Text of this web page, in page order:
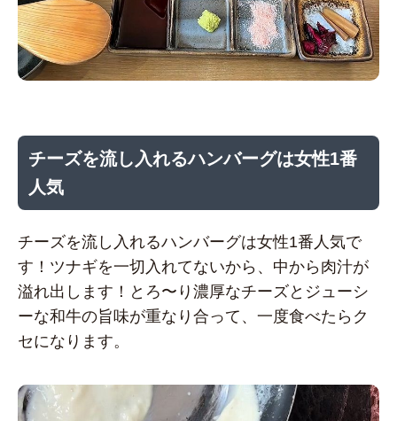
チーズを流し入れるハンバーグは女性1番
人気
チーズを流し入れるハンバーグは女性1番人気で
す！ツナギを一切入れてないから、中から肉汁が
溢れ出します！とろ〜り濃厚なチーズとジューシ
ーな和牛の旨味が重なり合って、一度食べたらク
セになります。